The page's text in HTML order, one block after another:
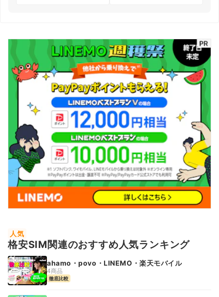
人気
格安SIM関連のおすすめ人気ランキング
ahamo・povo・LINEMO・楽天モバイル
4商品
徹底比較